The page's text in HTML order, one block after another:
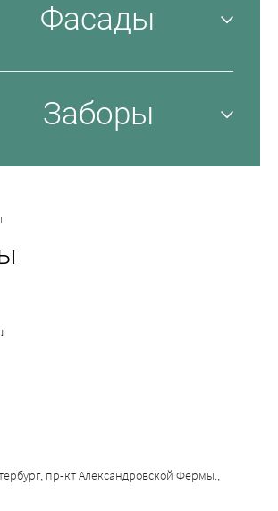
Фасады
Заборы
пр‑кт Александровской Фермы.,